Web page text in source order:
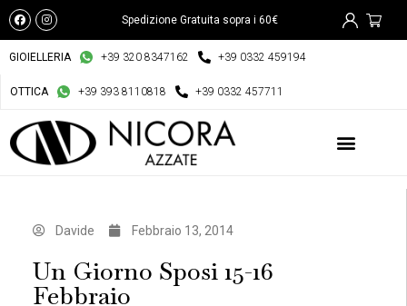
Spedizione Gratuita sopra i 60€
GIOIELLERIA +39 320 8347162 +39 0332 459194
OTTICA +39 393 8110818 +39 0332 457711
Davide Febbraio 13, 2014
Un Giorno Sposi 15-16
Febbraio